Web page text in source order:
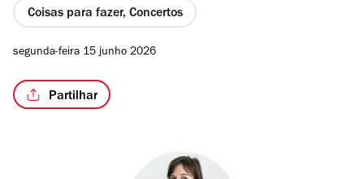
Coisas para fazer, Concertos
segunda-feira 15 junho 2026
Partilhar